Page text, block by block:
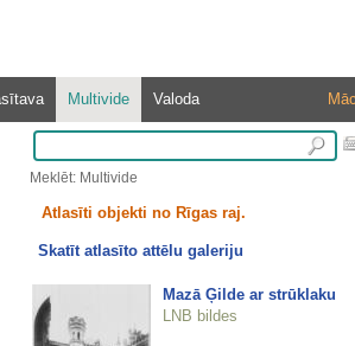
Multivide Valoda
Meklēt: Multivide
Atlasīti objekti no Rīgas raj.
Skatīt atlasīto attēlu galeriju
Mazā Ģilde ar strūklaku
LNB bildes